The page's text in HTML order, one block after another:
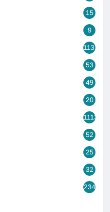
15
9
1131
53
49
20
1113
52
25
32
234